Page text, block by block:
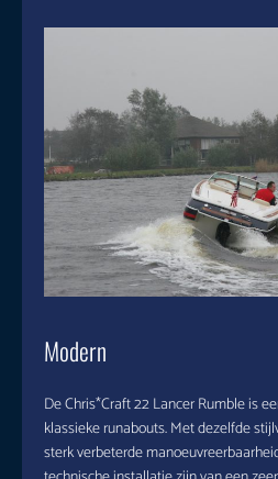
Modern
De Chris*Craft 22 Lancer Rumble is
klassieke runabouts. Met dezelfde
sterk verbeterde